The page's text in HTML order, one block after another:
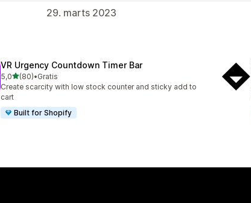
29. marts 2023
VR Urgency Countdown Timer Bar
5,0ud af 5 stjerner
(80)
80 anmeldelser i alt
•Gratis
Create scarcity with low stock counter and sticky add to
cart
Built for Shopify